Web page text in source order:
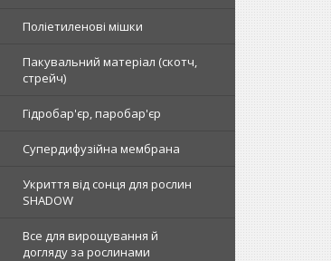
Поліетиленові мішки
Пакувальний матеріал (скотч,
стрейч)
Гідробар'єр, паробар'єр
Супердифузійна мембрана
Укриття від сонця для рослин
SHADOW
Все для вирощування й
догляду за рослинами